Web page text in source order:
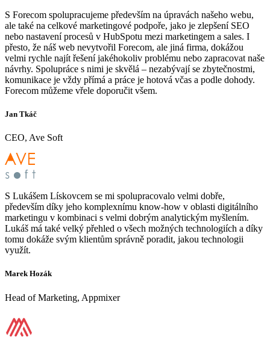
S Forecom spolupracujeme především na úpravách našeho webu,
ale také na celkové marketingové podpoře, jako je zlepšení SEO
nebo nastavení procesů v HubSpotu mezi marketingem a sales. I
přesto, že náš web nevytvořil Forecom, ale jiná firma, dokážou
velmi rychle najít řešení jakéhokoliv problému nebo zapracovat naše
návrhy. Spolupráce s nimi je skvělá – nezabývají se zbytečnostmi,
komunikace je vždy přímá a práce je hotová včas a podle dohody.
Forecom můžeme vřele doporučit všem.
Jan Tkáč
CEO, Ave Soft
S Lukášem Lískovcem se mi spolupracovalo velmi dobře,
především díky jeho komplexnímu know-how v oblasti digitálního
marketingu v kombinaci s velmi dobrým analytickým myšlením.
Lukáš má také velký přehled o všech možných technologiích a díky
tomu dokáže svým klientům správně poradit, jakou technologii
využít.
Marek Hozák
Head of Marketing, Appmixer